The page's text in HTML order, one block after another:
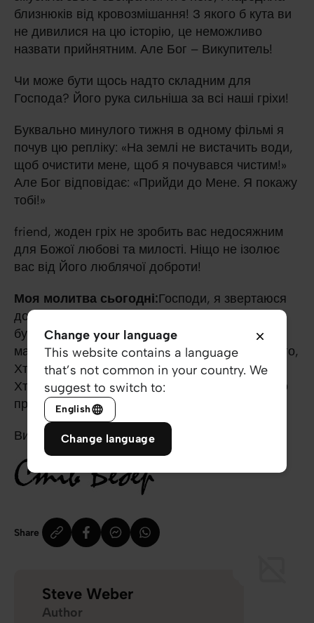
близнюків від кровозмішання! З якого б кута ви
не дивилися на цю історію, це неможливо
назвати прийнятним. Але Бог – Викупитель!
Чи може бути щось надто складним для
Господа? Його рука сильніша за всі наші гріхи!
Буквально минулого тижня в одному фільмі я
почув цю репліку: «На землі не вистачить води,
щоб очистити мене, щоб я почувався чистим!»
Але Бог відповідає: «Прийди до Мене. Я покажу
тобі!»
friend, жоден гріх не зробить вас недосяжним
для Божої любові та милості. Ніщо не ізолює
вас від Його люблячої доброти!
Моя молитва сьогодні:Господи, я звертаюся
до Тебе. Ти знаєш, що я бував там, де не мав
бути. Ти знаєш, що я робив те, чого ніколи не
мав робити. Але я приходжу до Тебе – Єдиного,
Хто любить мене так, як Ти любиш. Ти – Той,
Хто спокутує та відновлює мене. Ти – Той, Хто
прощає мене! Амінь!
Ви – справжнє диво!
Share
Steve Weber
Author
Change your language
This website contains a language
that’s not common in your country. We
suggest to switch to:
English
Change language